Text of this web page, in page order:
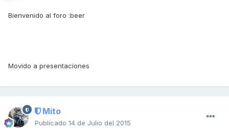
Bienvenido al foro :beer
Movido a presentaciones
Mito
Publicado 14 de Julio del 2015